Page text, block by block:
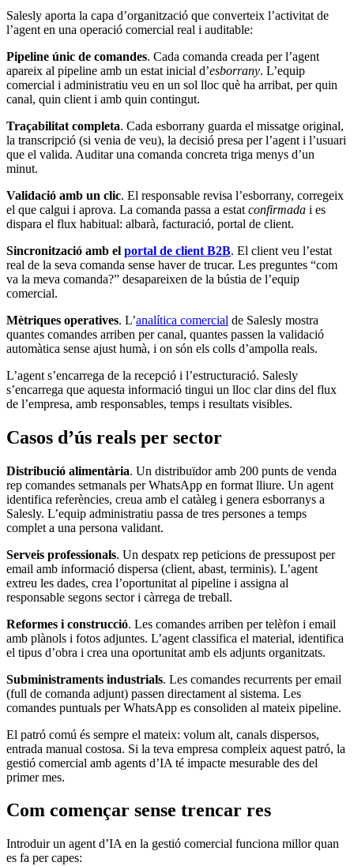
Salesly aporta la capa d’organització que converteix l’activitat de
l’agent en una operació comercial real i auditable:
Pipeline únic de comandes. Cada comanda creada per l’agent
apareix al pipeline amb un estat inicial d’esborrany. L’equip
comercial i administratiu veu en un sol lloc què ha arribat, per quin
canal, quin client i amb quin contingut.
Traçabilitat completa. Cada esborrany guarda el missatge original,
la transcripció (si venia de veu), la decisió presa per l’agent i l’usuari
que el valida. Auditar una comanda concreta triga menys d’un
minut.
Validació amb un clic. El responsable revisa l’esborrany, corregeix
el que calgui i aprova. La comanda passa a estat confirmada i es
dispara el flux habitual: albarà, facturació, portal de client.
Sincronització amb el portal de client B2B. El client veu l’estat
real de la seva comanda sense haver de trucar. Les preguntes “com
va la meva comanda?” desapareixen de la bústia de l’equip
comercial.
Mètriques operatives. L’analítica comercial de Salesly mostra
quantes comandes arriben per canal, quantes passen la validació
automàtica sense ajust humà, i on són els colls d’ampolla reals.
L’agent s’encarrega de la recepció i l’estructuració. Salesly
s’encarrega que aquesta informació tingui un lloc clar dins del flux
de l’empresa, amb responsables, temps i resultats visibles.
Casos d’ús reals per sector
Distribució alimentària. Un distribuïdor amb 200 punts de venda
rep comandes setmanals per WhatsApp en format lliure. Un agent
identifica referències, creua amb el catàleg i genera esborranys a
Salesly. L’equip administratiu passa de tres persones a temps
complet a una persona validant.
Serveis professionals. Un despatx rep peticions de pressupost per
email amb informació dispersa (client, abast, terminis). L’agent
extreu les dades, crea l’oportunitat al pipeline i assigna al
responsable segons sector i càrrega de treball.
Reformes i construcció. Les comandes arriben per telèfon i email
amb plànols i fotos adjuntes. L’agent classifica el material, identifica
el tipus d’obra i crea una oportunitat amb els adjunts organitzats.
Subministraments industrials. Les comandes recurrents per email
(full de comanda adjunt) passen directament al sistema. Les
comandes puntuals per WhatsApp es consoliden al mateix pipeline.
El patró comú és sempre el mateix: volum alt, canals dispersos,
entrada manual costosa. Si la teva empresa compleix aquest patró, la
gestió comercial amb agents d’IA té impacte mesurable des del
primer mes.
Com començar sense trencar res
Introduir un agent d’IA en la gestió comercial funciona millor quan
es fa per capes: